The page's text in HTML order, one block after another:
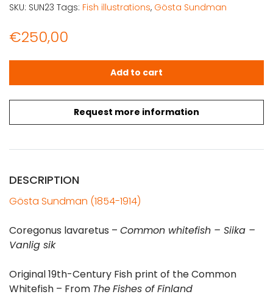
€250,00
Request more information
SUNDMAN: Fish print - Coregonus lavaretus (Siika - Sik)
Add to cart
SKU: SUN23 Tags: Fish illustrations, Gösta Sundman
DESCRIPTION
Gösta Sundman (1854-1914)
Coregonus lavaretus – Common whitefish – Siika –
Vanlig sik
Original 19th-Century Fish print of the Common
Whitefish – From TheFishes of Finland